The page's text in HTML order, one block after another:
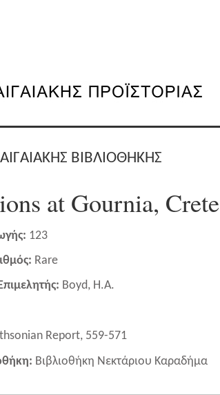
ΒΙΒΛΙΟΘΗΚΗΣ
at Gournia, Crete
123
Rare
Boyd, H.A.
Report, 559-571
Βιβλιοθήκη Νεκτάριου Καραδήμα